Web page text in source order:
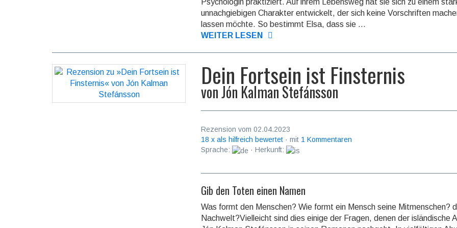
Psychologin praktiziert. Auf ihrem Lebensweg hat sie sich zu einem
unnachgiebigen Charakter entwickelt, der sich keine Vorschriften
lassen möchte. So bestimmt Elsa, dass sie ...
WEITER LESEN
Dein Fortsein ist Finsternis
vonJón Kalman Stefánsson
Rezension vom 02.04.2023
18 x als hilfreich bewertet · mit 1 Kommentaren
Sprache:
· Herkunft:
Gib den Toten einen Namen
Was formt den Menschen? Wie formt ein Mensch seine Mitmenschen?
Nachwelt?Vielleicht sind dies einige der Fragen, denen der islän­dische